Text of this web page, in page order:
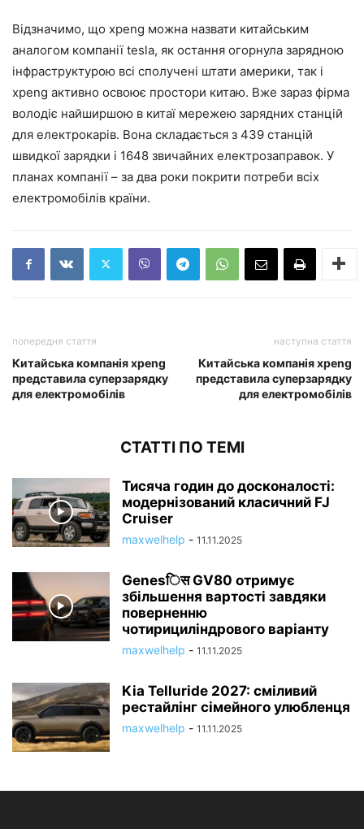
Відзначимо, що xpeng можна назвати китайським
аналогом компанії tesla, як остання огорнула зарядною
інфраструктурою всі сполучені штати америки, так і
xpeng активно освоює простори китаю. Вже зараз фірма
володіє найширшою в китаї мережею зарядних станцій
для електрокарів. Вона складається з 439 станцій
швидкої зарядки і 1648 звичайних електрозаправок. У
планах компанії – за два роки покрити потреби всіх
електромобілів країни.
попередня стаття
Китайська компанія xpeng
представила суперзарядку
для електромобілів
наступна стаття
Китайська компанія xpeng
представила суперзарядку
для електромобілів
СТАТТІ ПО ТЕМІ
Тисяча годин до досконалості:
модернізований класичний FJ
Cruiser
maxwelhelp - 11.11.2025
Genesिस GV80 отримує
збільшення вартості завдяки
поверненню
чотирициліндрового варіанту
maxwelhelp - 11.11.2025
Kia Telluride 2027: сміливий
рестайлінг сімейного улюбленця
maxwelhelp - 11.11.2025